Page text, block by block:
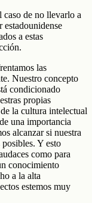
de no llevarlo a
estadounidense
a estas
las
Nuestro concepto
condicionado
propias
la cultura intelectual
una importancia
alcanzar si nuestra
Y esto
como para
conocimiento
a la alta
estemos muy